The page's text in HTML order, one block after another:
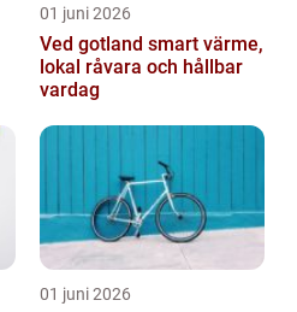
01 juni 2026
Ved gotland smart värme,
lokal råvara och hållbar
vardag
01 juni 2026